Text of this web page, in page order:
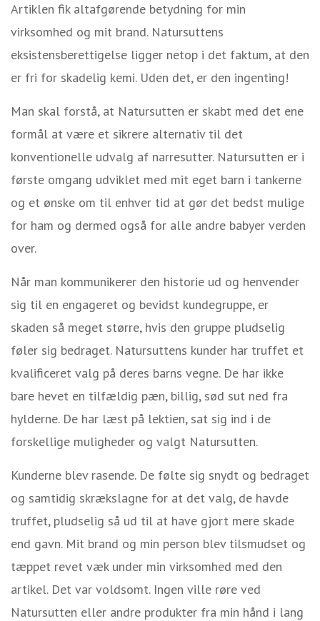
Artiklen fik altafgørende betydning for min
virksomhed og mit brand. Natursuttens
eksistensberettigelse ligger netop i det faktum, at den
er fri for skadelig kemi. Uden det, er den ingenting!
Man skal forstå, at Natursutten er skabt med det ene
formål at være et sikrere alternativ til det
konventionelle udvalg af narresutter. Natursutten er i
første omgang udviklet med mit eget barn i tankerne
og et ønske om til enhver tid at gør det bedst mulige
for ham og dermed også for alle andre babyer verden
over.
Når man kommunikerer den historie ud og henvender
sig til en engageret og bevidst kundegruppe, er
skaden så meget større, hvis den gruppe pludselig
føler sig bedraget. Natursuttens kunder har truffet et
kvalificeret valg på deres barns vegne. De har ikke
bare hevet en tilfældig pæn, billig, sød sut ned fra
hylderne. De har læst på lektien, sat sig ind i de
forskellige muligheder og valgt Natursutten.
Kunderne blev rasende. De følte sig snydt og bedraget
og samtidig skrækslagne for at det valg, de havde
truffet, pludselig så ud til at have gjort mere skade
end gavn. Mit brand og min person blev tilsmudset og
tæppet revet væk under min virksomhed med den
artikel. Det var voldsomt. Ingen ville røre ved
Natursutten eller andre produkter fra min hånd i lang